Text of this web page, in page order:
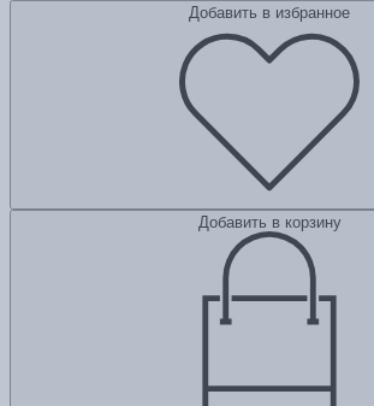
Добавить в избранное
Добавить в корзину